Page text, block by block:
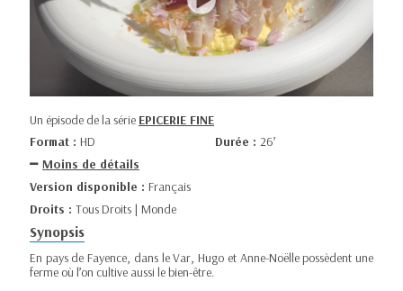
Un épisode de la série EPICERIE FINE
Format : HD Durée : 26’
Moins de détails
Version disponible : Français
Droits : Tous Droits | Monde
Synopsis
En pays de Fayence, dans le Var, Hugo et Anne-Noëlle possèdent une
ferme où l’on cultive aussi le bien-être.